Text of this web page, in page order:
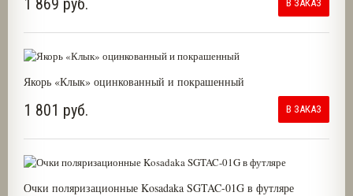
1 869 руб. В ЗАКАЗ
Якорь «Клык» оцинкованный и покрашенный
1 801 руб. В ЗАКАЗ
Очки поляризационные Kosadaka SGTAC-01G в футляре